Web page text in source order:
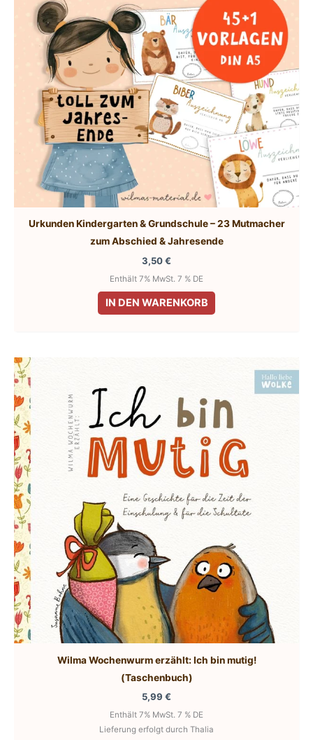
Urkunden Kindergarten & Grundschule – 23 Mutmacher
zum Abschied & Jahresende
3,50€
Enthält 7% MwSt. 7 % DE
IN DEN WARENKORB
Wilma Wochenwurm erzählt: Ich bin mutig!
(Taschenbuch)
5,99 €
Enthält 7% MwSt. 7 % DE
Lieferung erfolgt durch Thalia